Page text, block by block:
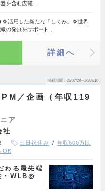
を含む広範…
を活用した新たな「しくみ」を世界
の発展をサポート…
詳細へ
掲載期間 26/07/28～26/08/10
PM／企画（年収119
ア
社
土日祝休み
年収600万以
OK
わる最先端
・WLB◎